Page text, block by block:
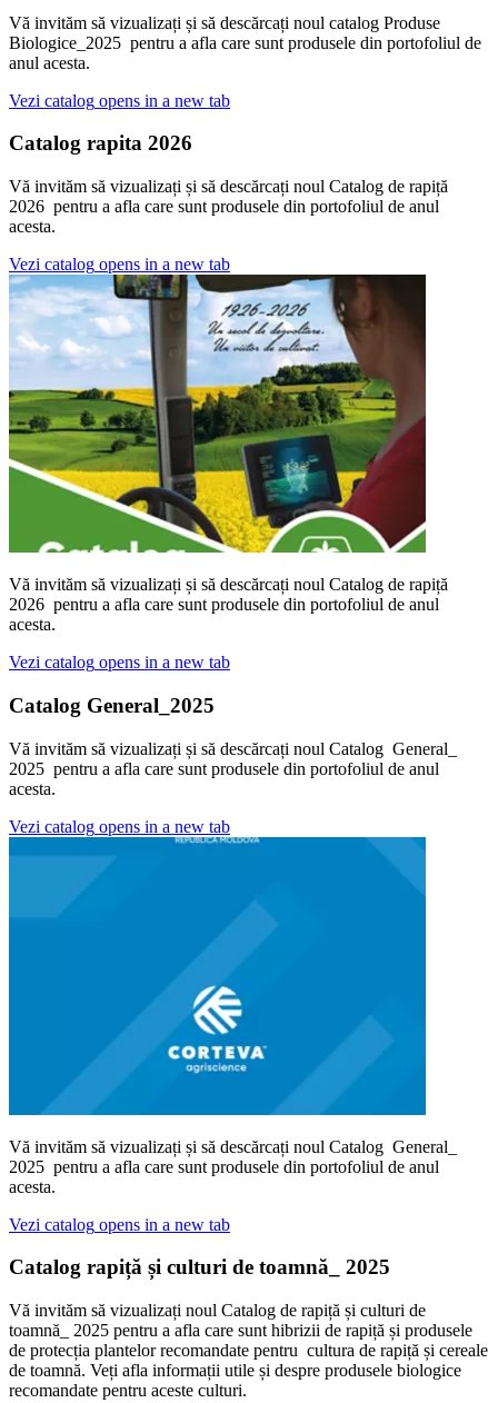
Vă invităm să vizualizați și să descărcați noul catalog Produse
Biologice_2025 pentru a afla care sunt produsele din portofoliul de
anul acesta.
Vezi catalog opens in a new tab
Catalog rapita 2026
Vă invităm să vizualizați și să descărcați noul Catalog de rapiță
2026 pentru a afla care sunt produsele din portofoliul de anul
acesta.
Vezi catalog opens in a new tab
Vă invităm să vizualizați și să descărcați noul Catalog de rapiță
2026 pentru a afla care sunt produsele din portofoliul de anul
acesta.
Vezi catalog opens in a new tab
Catalog General_2025
Vă invităm să vizualizați și să descărcați noul Catalog General_
2025 pentru a afla care sunt produsele din portofoliul de anul
acesta.
Vezi catalog opens in a new tab
Vă invităm să vizualizați și să descărcați noul Catalog General_
2025 pentru a afla care sunt produsele din portofoliul de anul
acesta.
Vezi catalog opens in a new tab
Catalog rapiță și culturi de toamnă_ 2025
Vă invităm să vizualizați noul Catalog de rapiță și culturi de
toamnă_ 2025 pentru a afla care sunt hibrizii de rapiță și produsele
de protecția plantelor recomandate pentru cultura de rapiță și cereale
de toamnă. Veți afla informații utile și despre produsele biologice
recomandate pentru aceste culturi.